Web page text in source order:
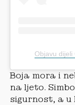
Objavu
Boja mora i
na ljeto.
sigurnost, a u